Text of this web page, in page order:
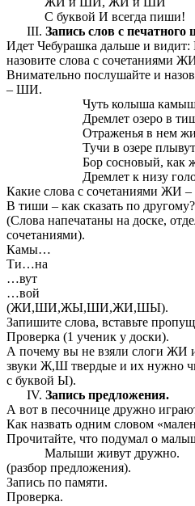
С буквой И всегда пиши!
Запись слов с
Идет Чебурашка дальше и
назовите слова с сочетаниями
Внимательно послушайте и
– ШИ.
Чуть колыша
Дремлет озеро в
Отраженья в нем
Тучи в озере
Бор сосновый, как
Дремлет к низу
Какие слова с сочетаниями ЖИ
В тиши – как сказать по другому?
(Слова напечатаны на доске,
сочетаниями).
Камы…
Ти…на
…вут
…вой
(ЖИ,ШИ,ЖЫ,ШИ,ЖИ,ШЫ).
Запишите слова, вставьте
Проверка (1 ученик у доски).
А почему вы не взяли слоги ЖИ
звуки Ж,Ш твердые и их нужно
с буквой Ы).
Запись предложения.
А вот в песочнице дружно
Как назвать одним словом
Прочитайте, что подумал о
Малыши живут дружно.
(разбор предложения).
Запись по памяти.
Проверка.